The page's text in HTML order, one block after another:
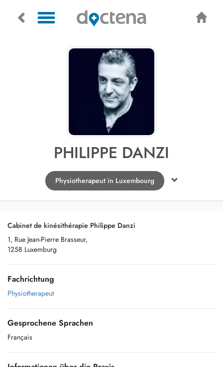
PHILIPPE DANZI
Physiotherapeut in Luxembourg
Cabinet de kinésithérapie Philippe Danzi
1, Rue Jean-Pierre Brasseur,
1258 Luxemburg
Fachrichtung
Physiotherapeut
Gesprochene Sprachen
Français